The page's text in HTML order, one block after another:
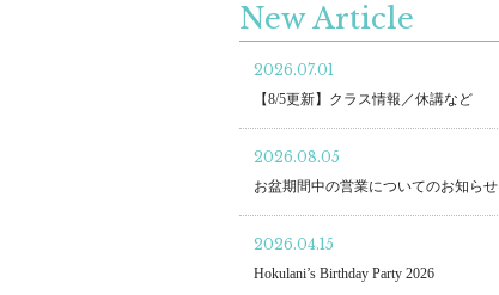
New Article
2026.07.01
【8/5更新】クラス情報／休講など
2026.08.05
お盆期間中の営業についてのお知らせ
2026.04.15
Hokulani’s Birthday Party 2026